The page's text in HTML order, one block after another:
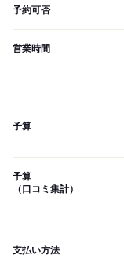
予約可否
営業時間
予算
予算
（口コミ集計）
支払い方法